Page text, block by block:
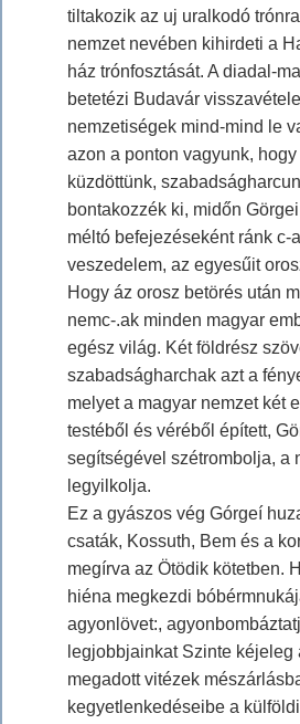
tiltakozik az uj uralkodó
nemzet nevében kihirdeti a
ház trónfosztását. A diadal-
betetézi Budavár
nemzetiségek mind-mind le
azon a ponton vagyunk,
küzdöttünk,
bontakozzék ki, midőn
méltó befejezéseként ránk c-
veszedelem, az egyesűit
Hogy áz orosz betörés után
nemc-.ak minden magyar
egész világ. Két földrész
szabadságharchak azt a
melyet a magyar nemzet két
testéből és véréből épített,
segítségével szétrombolja, a
legyilkolja.
Ez a gyászos vég Górgeí
csaták, Kossuth, Bem és a
megírva az Ötödik kötetben.
hiéna megkezdi
agyonlövet:,
legjobbjainkat Szinte
megadott vitézek
kegyetlenkedéseibe a